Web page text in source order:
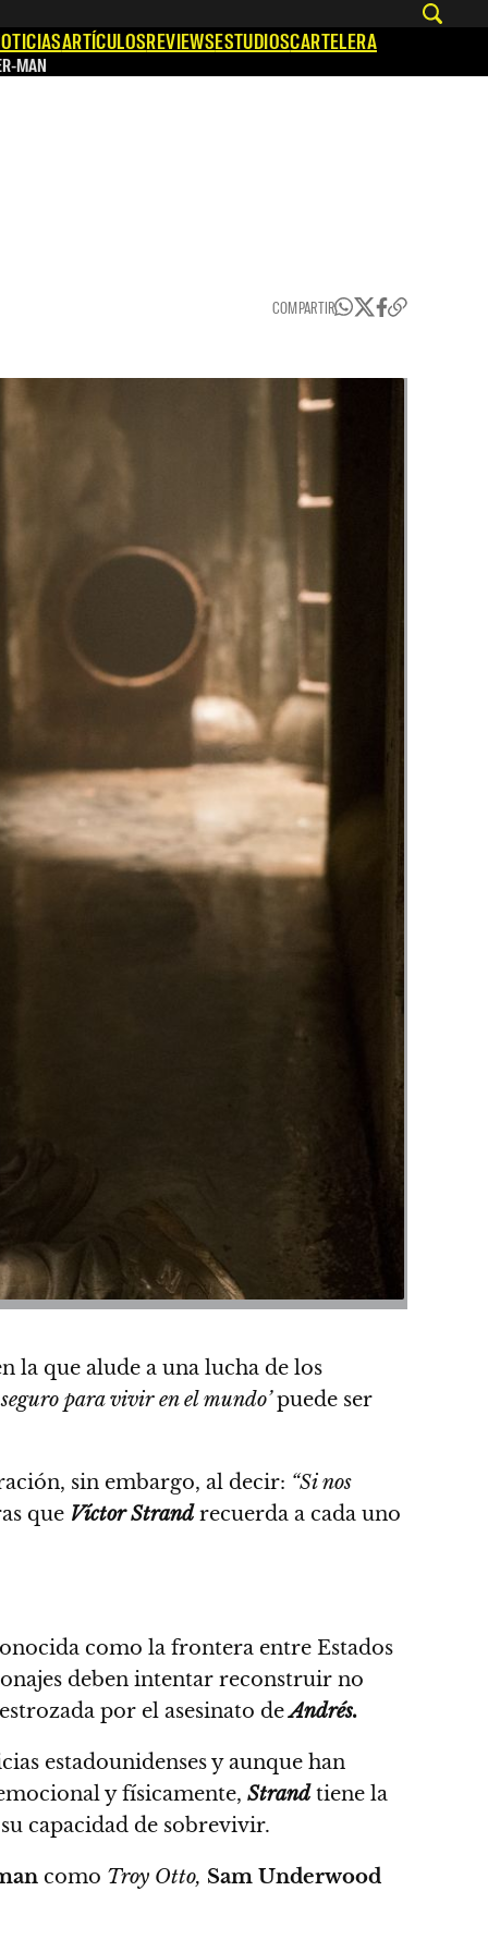
ARTÍCULOSREVIEWSESTUDIOSCARTELERA
MAN
COMPARTIR
la que alude a una lucha de los
para vivir en el mundo’puede ser
sin embargo, al decir: “Si nos
que Víctor Strand recuerda a cada uno
como la frontera entre Estados
deben intentar reconstruir no
por el asesinato deAndrés.
estadounidenses y aunque han
y físicamente, Strandtiene la
capacidad de sobrevivir.
como Troy Otto, Sam Underwood